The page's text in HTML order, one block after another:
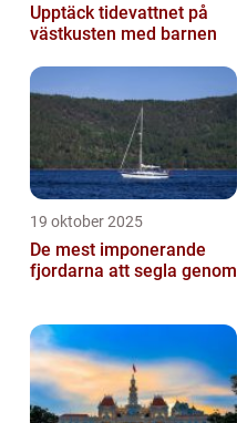
Upptäck tidevattnet på
västkusten med barnen
19 oktober 2025
De mest imponerande
fjordarna att segla genom